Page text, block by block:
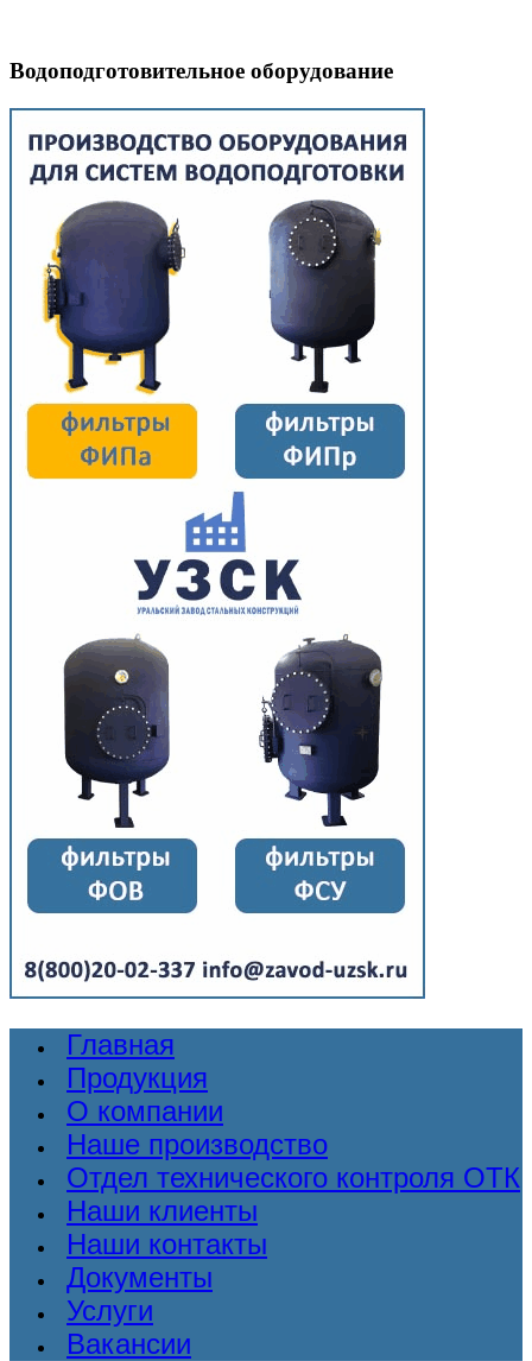
Водоподготовительное оборудование
Главная
Продукция
О компании
Наше производство
Отдел технического контроля ОТК
Наши клиенты
Наши контакты
Документы
Услуги
Вакансии